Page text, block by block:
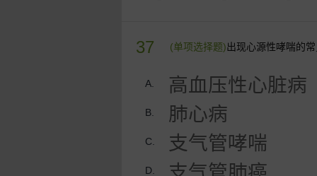
37 (单项选择题)出现心源性哮喘的
A. 高血压性心脏病
B. 肺心病
C. 支气管哮喘
D.